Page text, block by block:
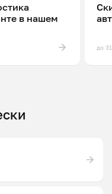
в нашем
до